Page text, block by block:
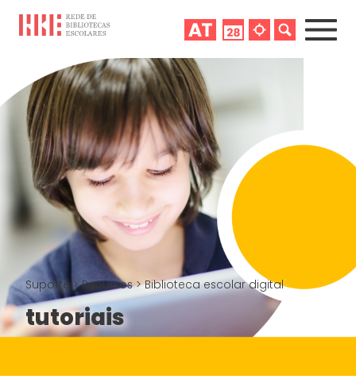
Suporte>Recursos>Biblioteca escolar digital
tutoriais